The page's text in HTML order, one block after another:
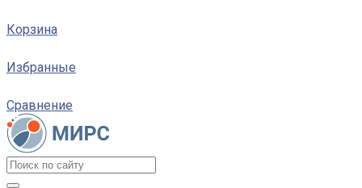
Корзина
Избранные
Сравнение